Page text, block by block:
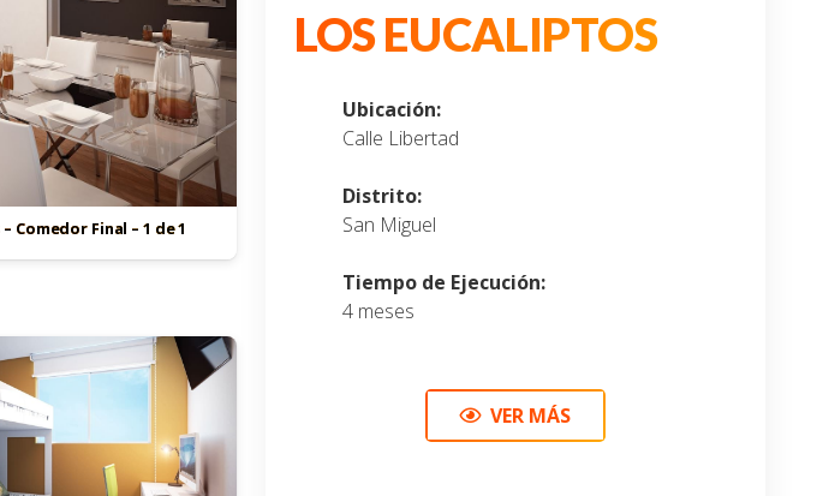
Comedor Final – 1 de 1
LOS EUCALIPTOS
Ubicación:
Calle Libertad
Distrito:
San Miguel
Tiempo de Ejecución:
4 meses
VER MÁS